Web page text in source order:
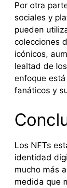
Por otra
sociales y
pueden
colecciones
icónicos,
lealtad de
enfoque
fanáticos y
Los NFTs
identidad
mucho más
medida que